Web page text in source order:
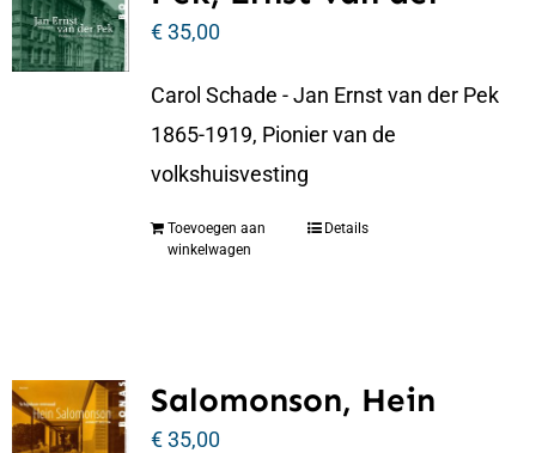
€35,00
Carol Schade - Jan Ernst van der Pek
1865-1919, Pionier van de
volkshuisvesting
Toevoegen aan
winkelwagen
Details
Salomonson, Hein
€35,00